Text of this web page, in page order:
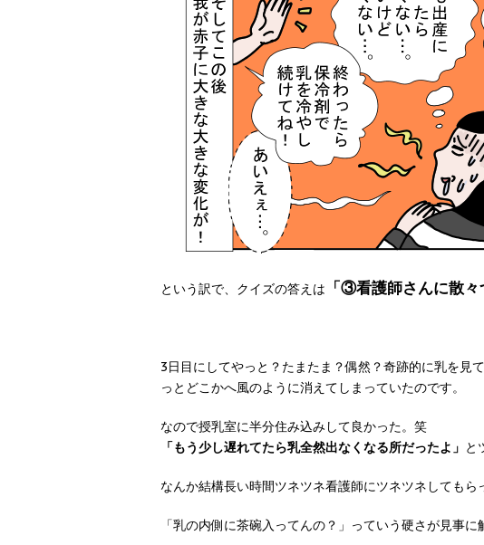
という訳で、クイズの答えは 「③看護師さんに散々
3日目にしてやっと？たまたま？偶然？奇跡的に乳を見
っとどこかへ風のように消えてしまっていたのです。
なので授乳室に半分住み込みして良かった。笑
「もう少し遅れてたら乳全然出なくなる所だったよ」 と
なんか結構長い時間ツネツネ看護師にツネツネしても
「乳の内側に茶碗入ってんの？」っていう硬さが見事